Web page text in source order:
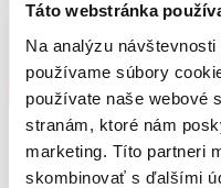
Táto webstránka
Na analýzu
používame súbory
používate naše webové
stranám, ktoré nám
marketing. Títo partneri
skombinovať s ďalšími
Získajte
prístupu k ochrane